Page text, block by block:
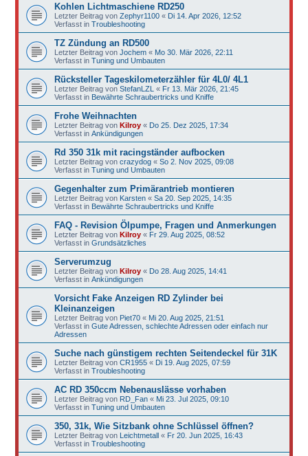
Kohlen Lichtmaschiene RD250
Letzter Beitrag von Zephyr1100« Di 14. Apr 2026, 12:52
Verfasst in Troubleshooting
TZ Zündung an RD500
Letzter Beitrag von Jochem« Mo 30. Mär 2026, 22:11
Verfasst in Tuning und Umbauten
Rücksteller Tageskilometerzähler für 4L0/ 4L1
Letzter Beitrag von StefanLZL « Fr 13. Mär 2026, 21:45
Verfasst in Bewährte Schraubertricks und Kniffe
Frohe Weihnachten
Letzter Beitrag von Kilroy« Do 25. Dez 2025, 17:34
Verfasst in Ankündigungen
Rd 350 31k mit racingständer aufbocken
Letzter Beitrag von crazydog« So 2. Nov 2025, 09:08
Verfasst in Tuning und Umbauten
Gegenhalter zum Primärantrieb montieren
Letzter Beitrag von Karsten« Sa 20. Sep 2025, 14:35
Verfasst in Bewährte Schraubertricks und Kniffe
FAQ - Revision Ölpumpe, Fragen und Anmerkungen
Letzter Beitrag von Kilroy« Fr 29. Aug 2025, 08:52
Verfasst in Grundsätzliches
Serverumzug
Letzter Beitrag von Kilroy« Do 28. Aug 2025, 14:41
Verfasst in Ankündigungen
Vorsicht Fake Anzeigen RD Zylinder bei
Kleinanzeigen
Letzter Beitrag von Piet70« Mi 20. Aug 2025, 21:51
Verfasst in Gute Adressen, schlechte Adressen oder einfach nur
Adressen
Suche nach günstigem rechten Seitendeckel für 31K
Letzter Beitrag von CR1955« Di 19. Aug 2025, 07:59
Verfasst in Troubleshooting
AC RD 350ccm Nebenauslässe vorhaben
Letzter Beitrag von RD_Fan« Mi 23. Jul 2025, 09:10
Verfasst in Tuning und Umbauten
350, 31k, Wie Sitzbank ohne Schlüssel öffnen?
Letzter Beitrag von Leichtmetall« Fr 20. Jun 2025, 16:43
Verfasst in Troubleshooting